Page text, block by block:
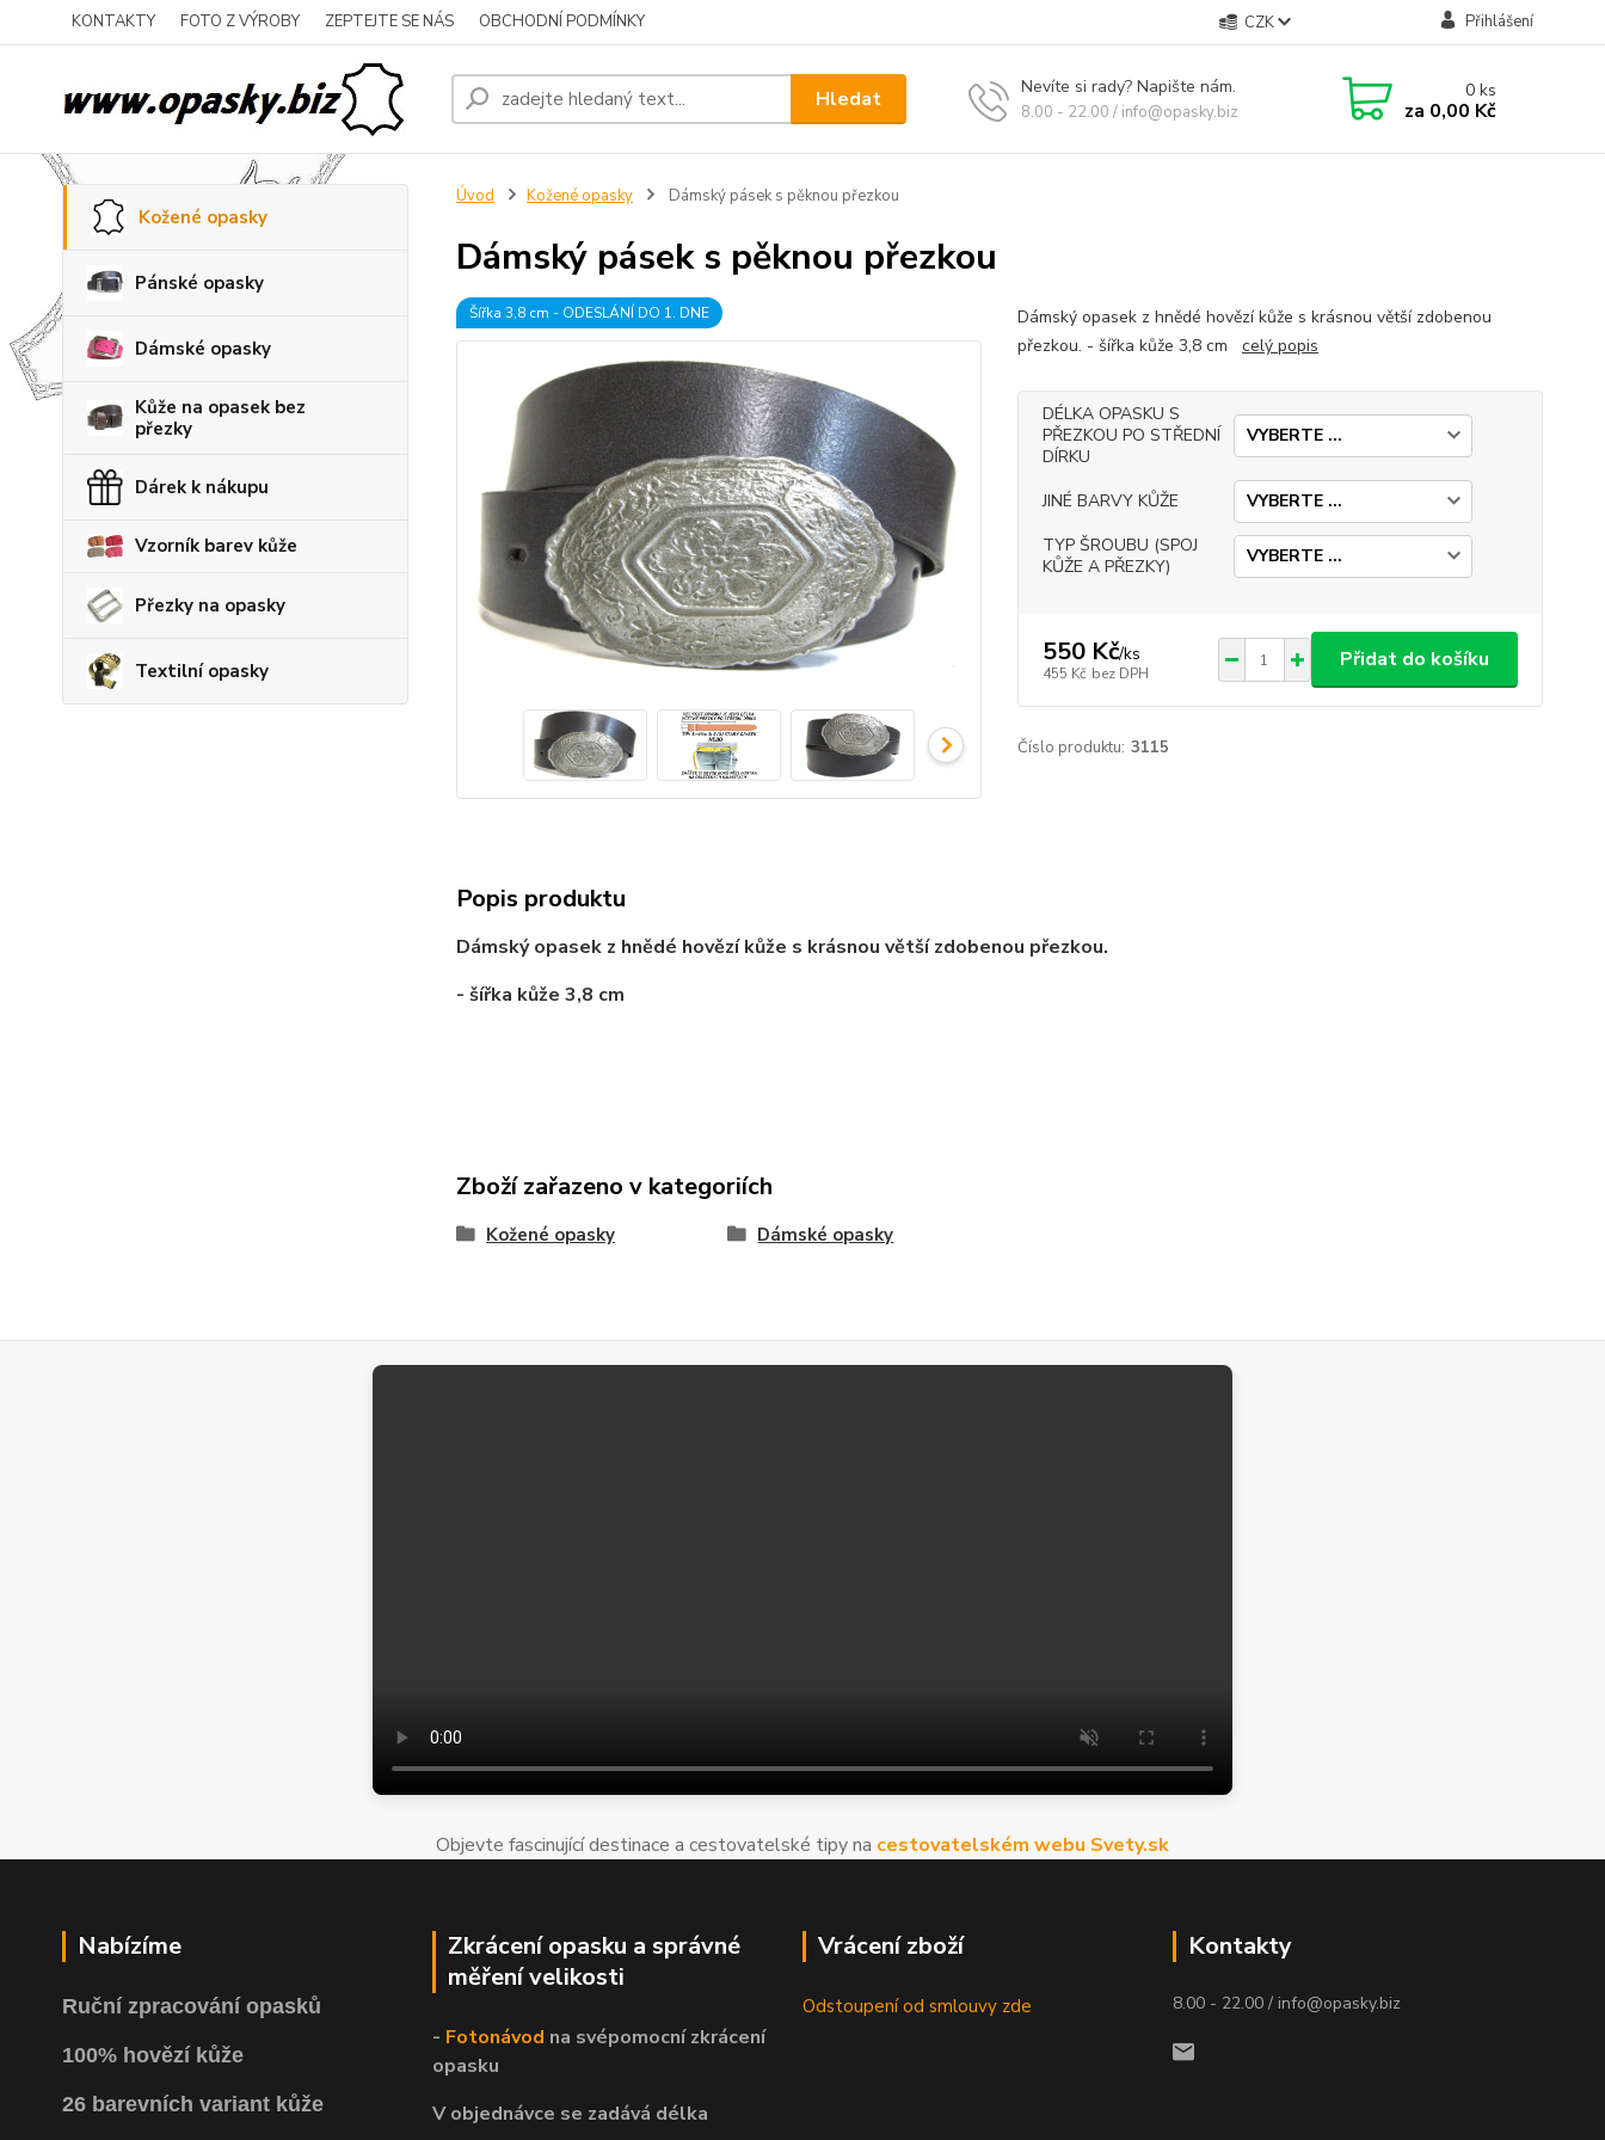
KONTAKTY FOTO Z VÝROBY ZEPTEJTE SE NÁS OBCHODNÍ PODMÍNKY CZK Přihlášení
Hledat Nevíte si rady? Napište nám.
8.00 - 22.00 / info@opasky.biz
0ks
za 0,00 Kč
Kožené opasky
Pánské opasky
Dámské opasky
Kůže na opasek bez
přezky
Dárek k nákupu
Vzorník barev kůže
Přezky na opasky
Textilní opasky
Úvod Kožené opasky Dámský pásek s pěknou přezkou
Dámský pásek s pěknou přezkou
Šířka 3,8 cm - ODESLÁNÍ DO 1. DNE
Dámský opasek z hnědé hovězí kůže s krásnou větší zdobenou
přezkou. - šířka kůže 3,8 cm celý popis
DÉLKA OPASKU S
PŘEZKOU PO STŘEDNÍ
DÍRKU
JINÉ BARVY KŮŽE
TYP ŠROUBU (SPOJ
KŮŽE A PŘEZKY)
550 Kč/ks
455 Kč bez DPH
Přidat do košíku
Číslo produktu: 3115
Popis produktu
Dámský opasek z hnědé hovězí kůže s krásnou větší zdobenou přezkou.
- šířka kůže 3,8 cm
Zboží zařazeno v kategoriích
Kožené opasky Dámské opasky
Objevte fascinující destinace a cestovatelské tipy na cestovatelském webu Svety.sk
Nabízíme
Ruční zpracování opasků
100% hovězí kůže
26 barevních variant kůže
Zkrácení opasku a správné
měření velikosti
- Fotonávod na svépomocnízkrácení
opasku
V objednávce se zadává délka
Vrácení zboží
Odstoupení od smlouvy zde
Kontakty
8.00 - 22.00 / info@opasky.biz